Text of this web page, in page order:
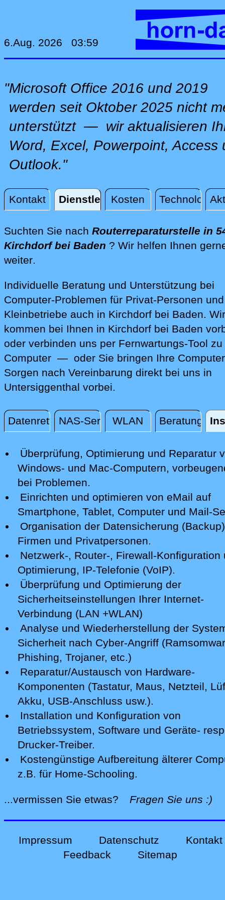
6.Aug. 2026 03:59
"Microsoft Office 2016 und 2019
werden seit Oktober 2025 nicht
unterstützt — wir aktualisieren
Word, Excel, Powerpoint, Access
Outlook."
Kontakt Dienstleistungen
Kosten Technologie
Dienstleistungen
Suchten Sie nach Routerreparaturstelle in
Kirchdorf bei Baden ? Wir helfen Ihnen
weiterdirekt vor Ort in Kirchdorf bei Baden,
.
Individuelle Beratung und Unterstützung bei
Computer-Problemen für Privat-Personen und
Kleinbetriebe auch in Kirchdorf bei Baden. Wir
kommen bei Ihnen in Kirchdorf bei Baden
oder verbinden uns per Fernwartungs-Tool
Computer — oder Sie bringen Ihre
Sorgen nach Vereinbarung direkt bei uns in
Untersiggenthal vorbei.
DatenrettungNAS-ServerWLAN Beratung
Installation / Konfiguration
Überprüfung, Optimierung und Reparatur
Windows- und Mac-Computern,
bei Problemen.
Einrichten und optimieren von eMail auf
Smartphone, Tablet, Computerund Mail-
Organisation der Datensicherung
Firmen und Privatpersonen.
Netzwerk-, Router-, Firewall-Konfiguration
Optimierung, IP-Telefonie (VoIP).
Überprüfung und Optimierung der
Sicherheitseinstellungen Ihrer Internet-
Verbindung (LAN +WLAN)
Analyse und Wiederherstellung der
Sicherheit nach Cyber-Angriff
Phishing, Trojaner, etc.)
Reparatur/Austausch von Hardware-
Komponenten (Tastatur, Maus, Netzteil,
Akku, USB-Anschluss usw.).
Installation und Konfiguration von
Betriebssystem, Software und Geräte-
Drucker-Treiber.
Kostengünstige Aufbereitung älterer
z.B. für Home-Schooling.
...vermissen Sie etwas? Fragen Sie uns :)
Impressum Datenschutz
Kontakt
Feedback
Sitemap